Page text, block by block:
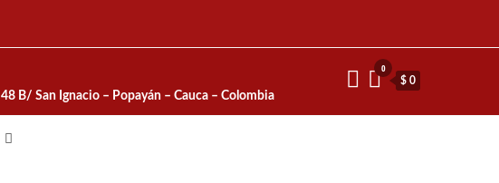
B/ San Ignacio – Popayán – Cauca – Colombia
0
$ 0